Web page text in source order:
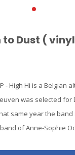
to Dust ( vinyl
- High Hi is a Belgian
was selected for
same year the
of Anne-Sophie